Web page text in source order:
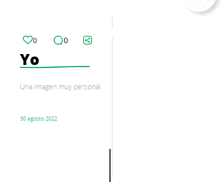
0 0
Yo
Una imagen muy personal
30 agosto 2022